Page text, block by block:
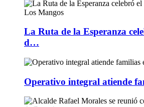
La Ruta de la Esperanza
d…
Operativo integral atiende